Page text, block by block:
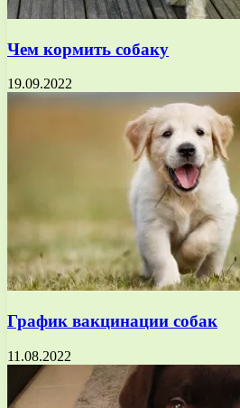
Чем кормить собаку
19.09.2022
График вакцинации собак
11.08.2022